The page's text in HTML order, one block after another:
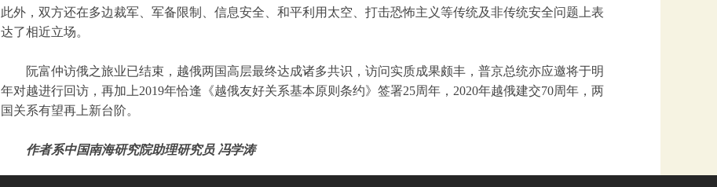
此外，双方还在多边裁军、军备限制、信息安全、和平利用太空、打击恐怖主义等传统及非传统安全问题上表
达了相近立场。
阮富仲访俄之旅业已结束，越俄两国高层最终达成诸多共识，访问实质成果颇丰，普京总统亦应邀将于明
年对越进行回访，再加上2019年恰逢《越俄友好关系基本原则条约》签署25周年，2020年越俄建交70周年，两
国关系有望再上新台阶。
作者系中国南海研究院助理研究员 冯学涛